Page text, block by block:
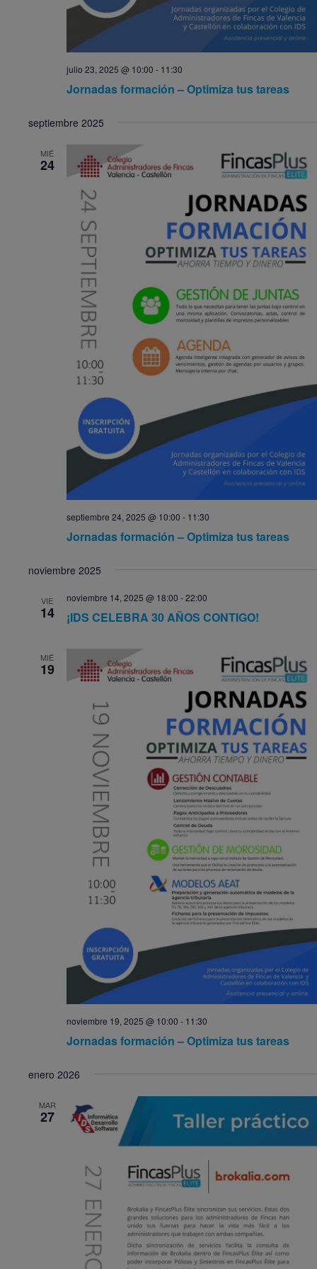
julio 23, 2025 @ 10:00 - 11:30
Jornadas formación – Optimiza tus tareas
septiembre 2025
MIÉ
24
septiembre 24, 2025 @ 10:00 - 11:30
Jornadas formación – Optimiza tus tareas
noviembre 2025
VIE
14
noviembre 14, 2025 @ 18:00 -22:00
¡IDS CELEBRA 30 AÑOS CONTIGO!
MIÉ
19
noviembre 19, 2025 @ 10:00 - 11:30
Jornadas formación – Optimiza tus tareas
enero 2026
MAR
27